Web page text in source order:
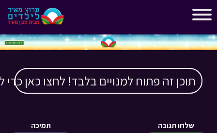
תוכן זה פתוח למנויים בלבד! לחצו כאן כדי
תמיכה שלחו תגובה